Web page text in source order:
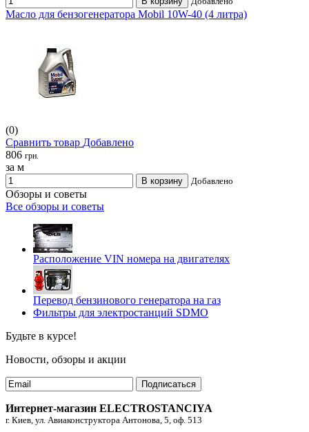
Масло для бензогенератора Mobil 10W-40 (4 литра)
(0)
Сравнить товар Добавлено
806 грн.
за м
В корзину Добавлено
Обзоры и советы
Все обзоры и советы
Расположение VIN номера на двигателях
Перевод бензинового генератора на газ
Фильтры для электростанций SDMO
Будьте в курсе!
Новости, обзоры и акции
Подписаться
Интернет-магазин ELECTROSTANCIYA
г. Киев, ул. Авиаконструктора Антонова, 5, оф. 513